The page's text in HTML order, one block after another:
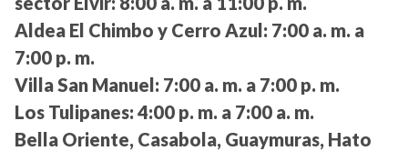
Aldea El Chimbo y Cerro Azul: 7:00 a. m. a
7:00 p. m.
Villa San Manuel: 7:00 a. m. a 7:00 p. m.
Los Tulipanes: 4:00 p. m. a 7:00 a. m.
Bella Oriente, Casabola, Guaymuras, Hato